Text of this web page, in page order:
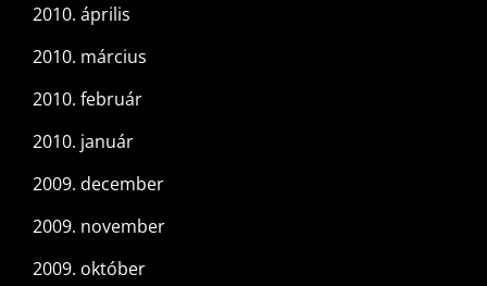
2010. április
2010. március
2010. február
2010. január
2009. december
2009. november
2009. október